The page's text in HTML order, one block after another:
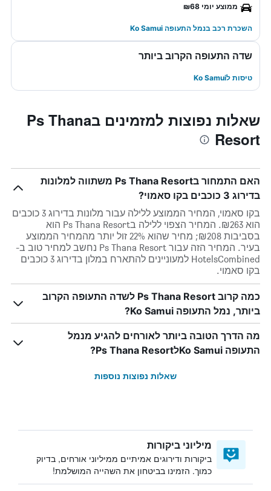
ממוצע יומי ₪68
השכרת רכב בנמל התעופה Ko Samui
שדה התעופה הקרוב ביותר
טיסות לKo Samui
שאלות נפוצות למזמינים בPs Thana
Resort
האם התמחור בPs Thana Resort משתווה למלונות
בדירוג 3 כוכבים בקו סאמוי?
בקו סאמוי, המחיר הממוצע ללילה עבור מלונות בדירוג 3 כוכבים
הוא ₪263. המחיר הצפוי ללילה בPs Thana Resort הוא
בסביבות ₪208; מחיר שהוא 22% זול יותר מהמחיר הממוצע
בעיר. המחיר הזה עבור Ps Thana Resort נחשב למחיר טוב ב-
HotelsCombined למעוניינים להתארח במלון בדירוג 3 כוכבים
בקו סאמוי.
כמה קרוב Ps Thana Resort לשדה התעופה הקרוב
ביותר, נמל התעופה Ko Samui?
מה הדרך הטובה ביותר לאורחים להגיע מנמל
התעופה Ko SamuiלPs Thana Resort?
שאלות נפוצות נוספות
מיליוני ביקורות
ביקורות ודירוגים אמיתיים ממיליוני אורחים, בדיוק
כמוך. הזמינו בביטחון את השהייה המושלמת!